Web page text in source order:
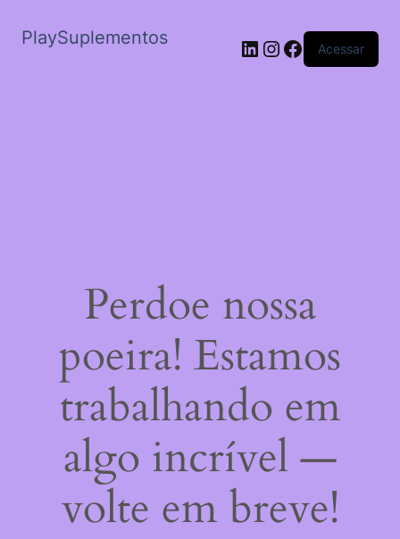
PlaySuplementos LinkedIn
Instagram
Facebook
Acessar
Perdoe nossa
poeira! Estamos
trabalhando em
algo incrível —
volte em breve!